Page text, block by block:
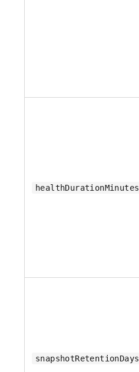
healthDurationMinutes
snapshotRetentionDays